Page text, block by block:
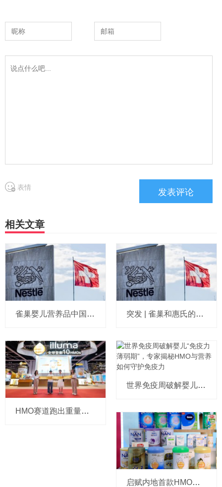
表情
相关文章
雀巢婴儿营养品中国业务新架构敲定：是与惠氏合并后组建的新团队，看看谢国耀领导下都有谁？ 突发 | 雀巢和惠氏的婴幼儿营养品业务在中国市场迎来合并！谢国耀将掌舵
HMO赛道跑出重量级选手，惠氏启赋在华发布全球首款10HMO奶粉
世界免疫周破解婴儿“免疫力薄弱期”，专家揭秘HMO与营养如何守护免疫力
启赋内地首款HMO婴配粉即将上市！我们和全球高管们聊了聊